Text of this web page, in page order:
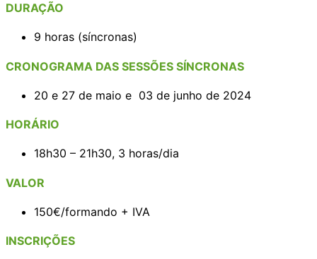
DURAÇÃO
9 horas (síncronas)
CRONOGRAMA DAS SESSÕES SÍNCRONAS
20 e 27 de maio e 03 de junho de 2024
HORÁRIO
18h30 – 21h30, 3 horas/dia
VALOR
150€/formando + IVA
INSCRIÇÕES